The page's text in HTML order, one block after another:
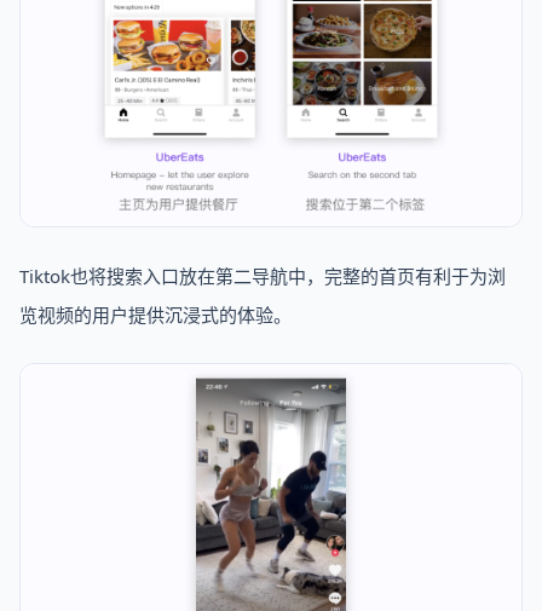
Tiktok也将搜索入口放在第二导航中，完整的首页有利于为浏
览视频的用户提供沉浸式的体验。